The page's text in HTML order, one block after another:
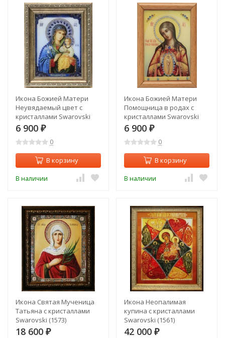
Икона Божией Матери
Неувядаемый цвет с
кристаллами Swarovski
(1617)
6 900 ₽
0
В корзину
В наличии
Икона Божией Матери
Помощница в родах с
кристаллами Swarovski
(1614)
6 900 ₽
0
В корзину
В наличии
Икона Святая Мученица
Татьяна с кристаллами
Swarovski (1573)
18 600 ₽
Икона Неопалимая
купина с кристаллами
Swarovski (1561)
42 000 ₽